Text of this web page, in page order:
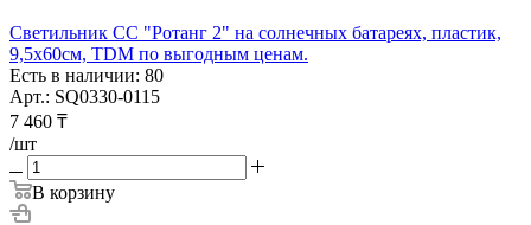
Светильник СС "Ротанг 2" на солнечных батареях, пластик,
9,5х60cм, TDM по выгодным ценам.
Есть в наличии: 80
Арт.: SQ0330-0115
7 460 ₸
/шт
В корзину